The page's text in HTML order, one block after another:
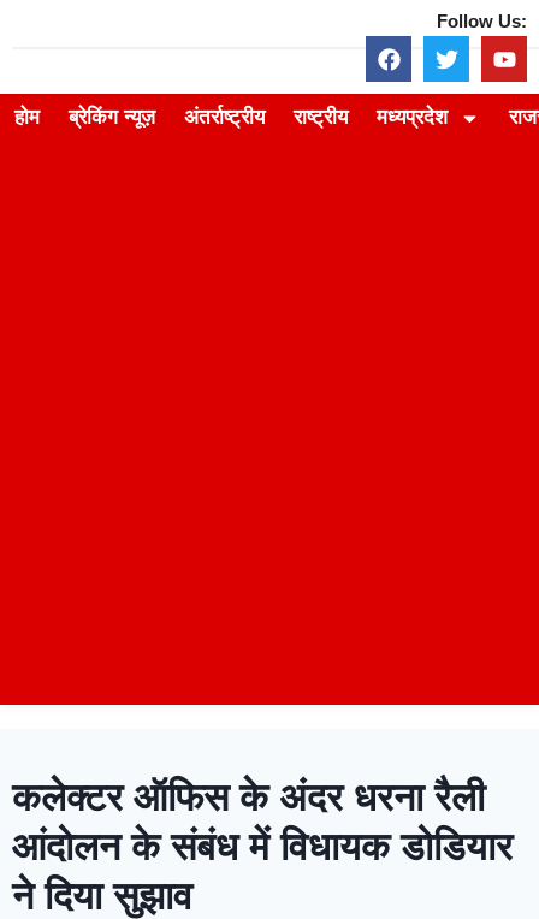
Follow Us:
होम ब्रेकिंग न्यूज़ अंतर्राष्ट्रीय राष्ट्रीय मध्यप्रदेश
कलेक्टर ऑफिस के अंदर धरना रैली
आंदोलन के संबंध में विधायक डोडियार
ने दिया सुझाव